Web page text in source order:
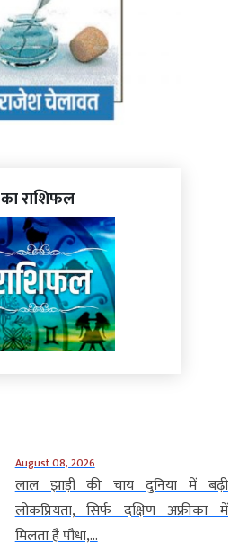
का राशिफल
August 08, 2026
लाल झाड़ी की चाय दुनिया में बढ़ी
लोकप्रियता, सिर्फ दक्षिण अफ्रीका में
मिलता है पौधा,...